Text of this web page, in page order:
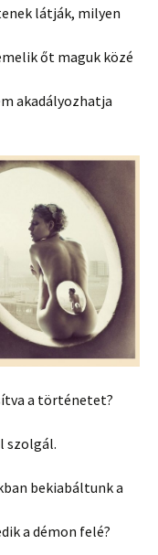
látják, milyen
őt maguk közé
akadályozhatja
a történetet?
szolgál.
bekiabáltunk a
a démon felé?